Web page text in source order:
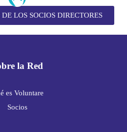
LOS SOCIOS DIRECTORES
la Red
es Voluntare
Socios